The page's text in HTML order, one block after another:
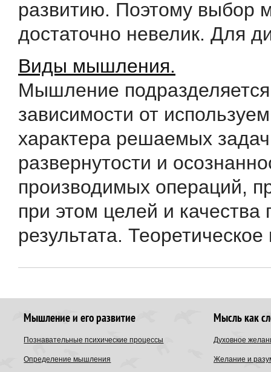
развитию. Поэтому выбор
достаточно невелик. Для
Виды мышления.
Мышление
зависимости от
характера решаемых
развернутости и
производимых операций,
при этом целей и качества
результата. Теоретическое
Мышление и его развитие
Познавательные психические процессы
Определение мышления
Мысль как
Духовное
Желание и